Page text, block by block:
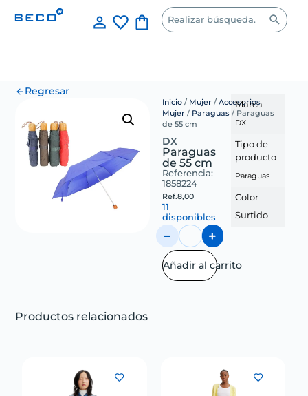
Regresar
Inicio / Mujer /Accesorios
Mujer / Paraguas / Paraguas
de 55 cm
DX
Paraguas
de 55 cm
Referencia:
1858224
Ref.8,00
11
disponibles
Añadir al carrito
Marca
DX
Tipo de
producto
Paraguas
Color
Surtido
Productos relacionados